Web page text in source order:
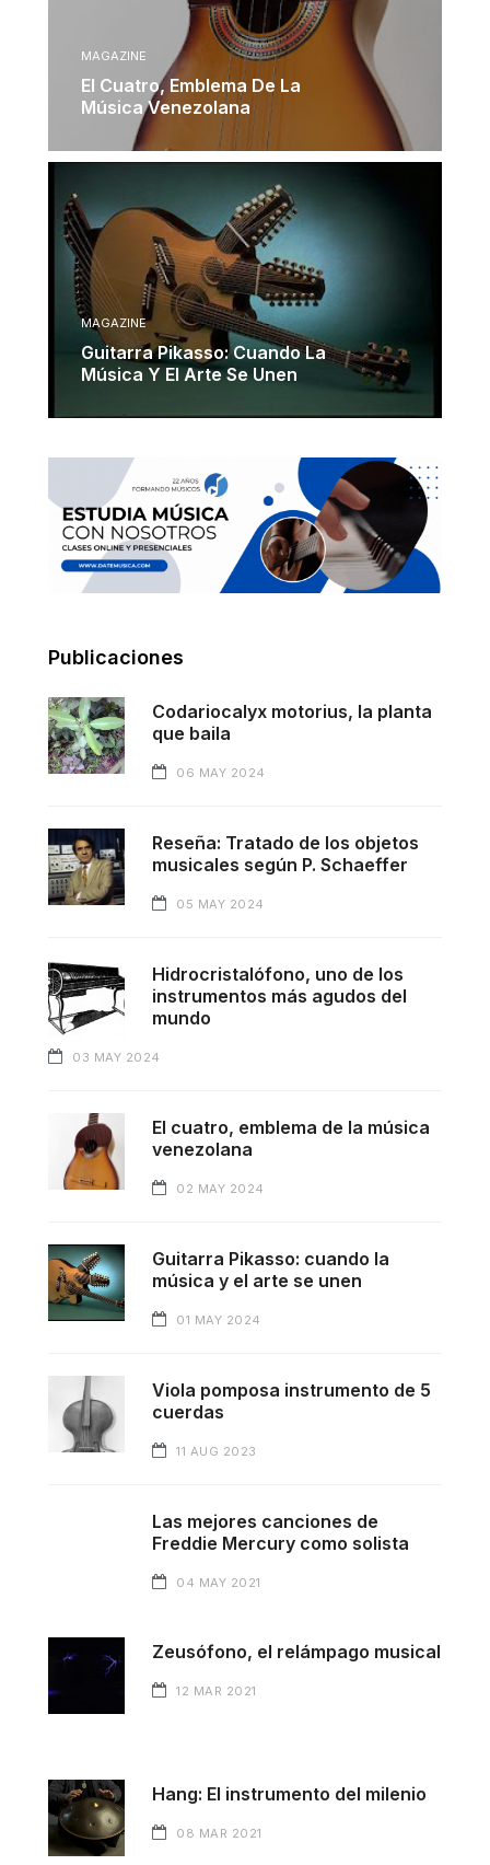
MAGAZINE
El Cuatro, Emblema De La
Música Venezolana
MAGAZINE
Guitarra Pikasso: Cuando La
Música Y El Arte Se Unen
Publicaciones
Codariocalyx motorius, la planta
que baila
06 MAY 2024
Reseña: Tratado de los objetos
musicales según P. Schaeffer
05 MAY 2024
Hidrocristalófono, uno de los
instrumentos más agudos del
mundo
03 MAY 2024
El cuatro, emblema de la música
venezolana
02 MAY 2024
Guitarra Pikasso: cuando la
música y el arte se unen
01 MAY 2024
Viola pomposa instrumento de 5
cuerdas
11 AUG 2023
Las mejores canciones de
Freddie Mercury como solista
04 MAY 2021
Zeusófono, el relámpago musical
12 MAR 2021
Hang: El instrumento del milenio
08 MAR 2021